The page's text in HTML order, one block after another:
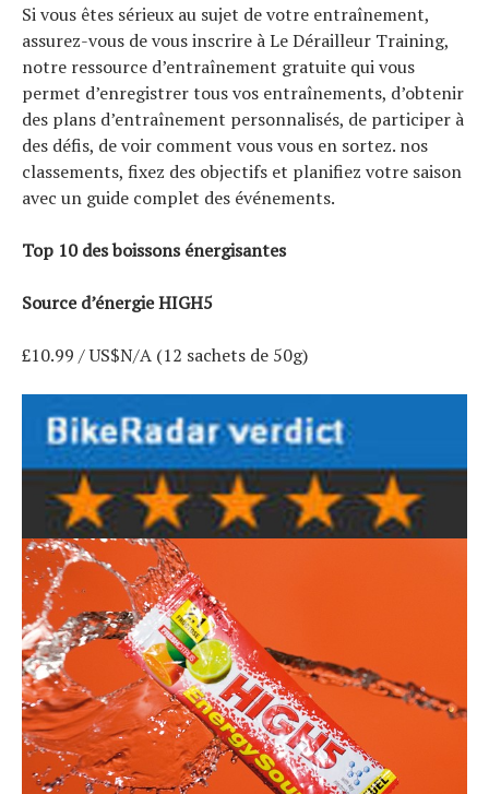
Si vous êtes sérieux au sujet de votre entraînement,
assurez-vous de vous inscrire à Le Dérailleur Training,
notre ressource d’entraînement gratuite qui vous
permet d’enregistrer tous vos entraînements, d’obtenir
des plans d’entraînement personnalisés, de participer à
des défis, de voir comment vous vous en sortez. nos
classements, fixez des objectifs et planifiez votre saison
avec un guide complet des événements.
Top 10 des boissons énergisantes
Source d’énergie HIGH5
£10.99 / US$N/A (12 sachets de 50g)